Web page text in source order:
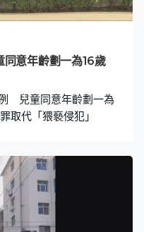
金流轉，如果金額上調
例如3萬元左右。如果金
務，從而令行政工作增
府建議退款可扣除手續
分期3
意年齡劃一為16歲
例 兒童同意年齡劃一為
代「猥褻侵犯」